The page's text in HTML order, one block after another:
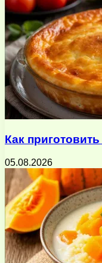
Как
05.08.2026